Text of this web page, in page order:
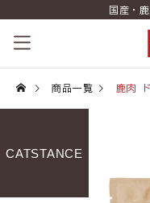
国産・
ペットスタンスの歴史
商品一覧 鹿肉
CATSTANCE